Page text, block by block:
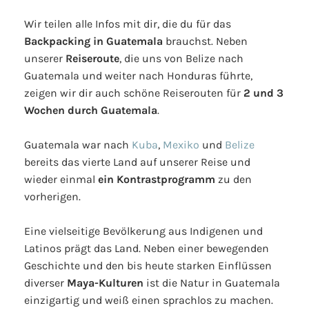
Wir teilen alle Infos mit dir, die du für das
Backpacking in Guatemala brauchst. Neben
unserer Reiseroute, die uns von Belize nach
Guatemala und weiter nach Honduras führte,
zeigen wir dir auch schöne Reiserouten für 2 und 3
Wochen durch Guatemala.
Guatemala war nach Kuba, Mexiko und Belize
bereits das vierte Land auf unserer Reise und
wieder einmal ein Kontrastprogramm zu den
vorherigen.
Eine vielseitige Bevölkerung aus Indigenen und
Latinos prägt das Land. Neben einer bewegenden
Geschichte und den bis heute starken Einflüssen
diverser Maya-Kulturen ist die Natur in Guatemala
einzigartig und weiß einen sprachlos zu machen.